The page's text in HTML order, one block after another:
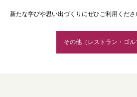
新たな学びや思い出づくりにぜひご利用くださ
その他（レストラン・ゴル